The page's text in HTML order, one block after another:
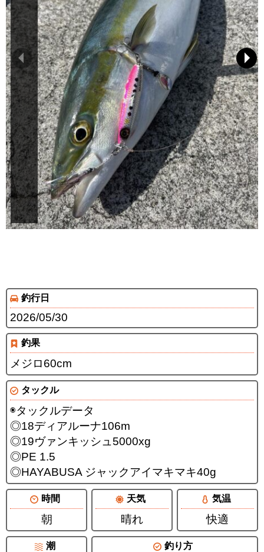
釣行日
2026/05/30
釣果
メジロ60cm
タックル
◉タックルデータ
◎18ディアルーナ106m
◎19ヴァンキッシュ5000xg
◎PE 1.5
◎HAYABUSA ジャックアイマキマキ40g
時間
朝
天気
晴れ
気温
快適
潮 釣り方